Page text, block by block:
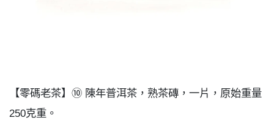
【零碼老茶】⑩ 陳年普洱茶，熟茶磚，一片，原始重量
250克重。